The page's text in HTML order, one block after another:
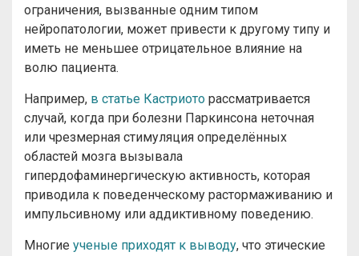
ограничения, вызванные одним типом
нейропатологии, может привести к другому типу и
иметь не меньшее отрицательное влияние на
волю пациента.
Например, в статье Кастриото рассматривается
случай, когда при болезни Паркинсона неточная
или чрезмерная стимуляция определённых
областей мозга вызывала
гипердофаминергическую активность, которая
приводила к поведенческому растормаживанию и
импульсивному или аддиктивному поведению.
Многие ученые приходят к выводу, что этические